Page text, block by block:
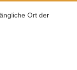
Ort der